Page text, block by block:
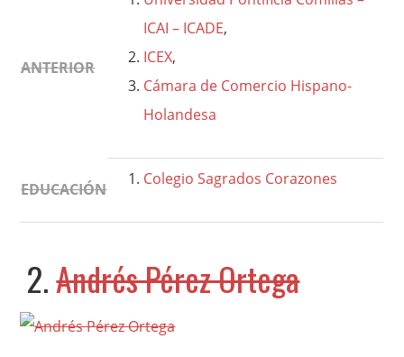
ANTERIOR
ICAI – ICADE,
ICEX,
Cámara de Comercio Hispano-
Holandesa
EDUCACIÓN
Colegio Sagrados Corazones
2.Andrés Pérez Ortega